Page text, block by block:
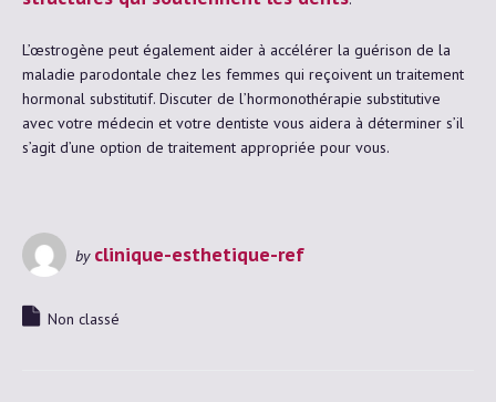
L’œstrogène peut également aider à accélérer la guérison de la
maladie parodontale chez les femmes qui reçoivent un traitement
hormonal substitutif. Discuter de l’hormonothérapie substitutive
avec votre médecin et votre dentiste vous aidera à déterminer s’il
s’agit d’une option de traitement appropriée pour vous.
by clinique-esthetique-ref
Non classé